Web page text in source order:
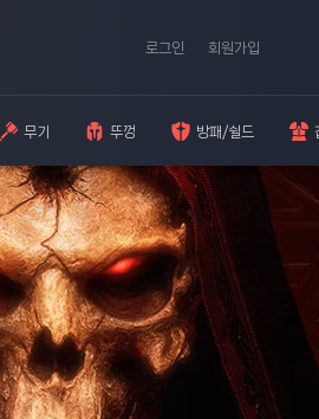
로그인 회원가입
무기 뚜껑 방패/쉴드